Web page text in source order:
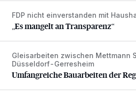
„Es mangelt an Transparenz“
FDP nicht einverstanden mit
„Es mangelt an Transparenz“
Umfangreiche Bauarbeiten der
Gleisarbeiten zwischen Mettmann
Düsseldorf-Gerresheim
Umfangreiche Bauarbeiten der